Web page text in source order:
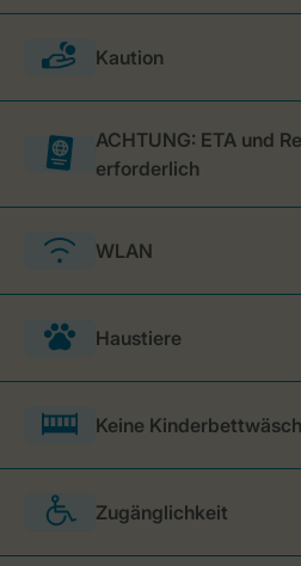
Kaution
ACHTUNG: ETA und
erforderlich
WLAN
Haustiere
Keine
Zugänglichkeit